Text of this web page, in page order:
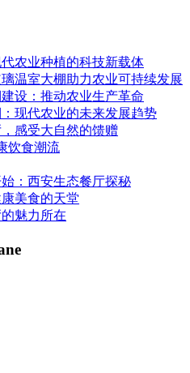
农业种植的科技新载体
温室大棚助力农业可持续发展
设：推动农业生产革命
现代农业的未来发展趋势
感受大自然的馈赠
饮食潮流
：西安生态餐厅探秘
美食的天堂
魅力所在